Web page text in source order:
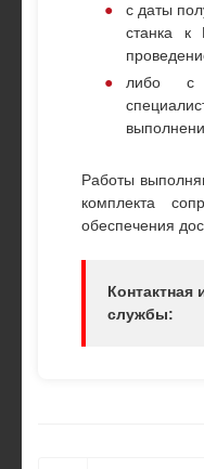
с даты
станка
либо с
Работы
комплекта
обеспечения
службы: